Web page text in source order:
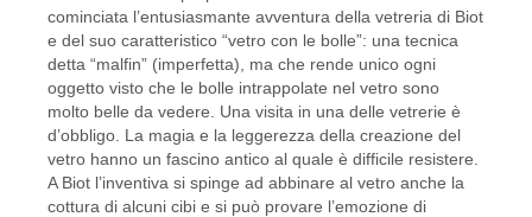
cominciata l’entusiasmante avventura della vetreria di Biot
e del suo caratteristico “vetro con le bolle”: una tecnica
detta “malfin” (imperfetta), ma che rende unico ogni
oggetto visto che le bolle intrappolate nel vetro sono
molto belle da vedere. Una visita in una delle vetrerie è
d’obbligo. La magia e la leggerezza della creazione del
vetro hanno un fascino antico al quale è difficile resistere.
A Biot l’inventiva si spinge ad abbinare al vetro anche la
cottura di alcuni cibi e si può provare l’emozione di